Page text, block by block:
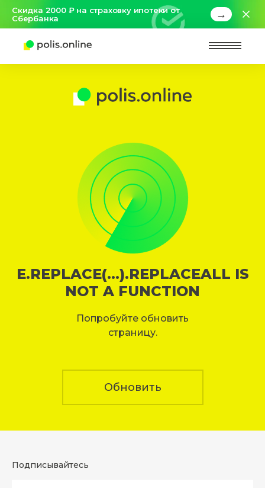
Скидка 2000 ₽ на страховку ипотеки от
Сбербанка
→
E.REPLACE(...).REPLACEALL IS
NOT A FUNCTION
Попробуйте обновить
страницу.
Обновить
Подписывайтесь